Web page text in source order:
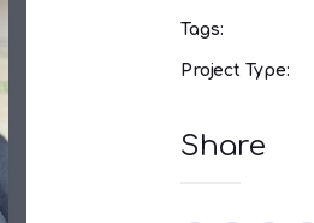
Tags:
Project Type:
Share